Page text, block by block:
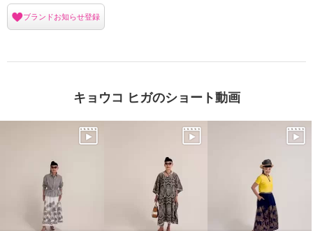
ブランドお知らせ登録
キョウコ ヒガのショート動画